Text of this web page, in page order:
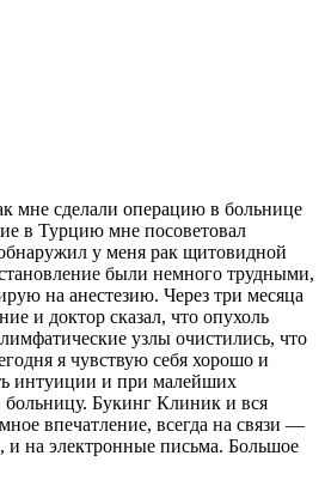
мне сделали операцию в больнице
в Турцию мне посоветовал
у меня рак щитовидной
были немного трудными,
на анестезию. Через три месяца
и доктор сказал, что опухоль
узлы очистились, что
я чувствую себя хорошо и
интуиции и при малейших
больницу. Букинг Клиник и вся
впечатление, всегда на связи —
и на электронные письма. Большое